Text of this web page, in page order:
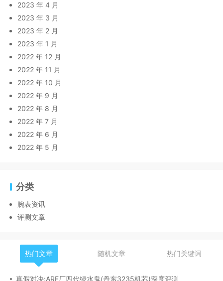
2023 年 4 月
2023 年 3 月
2023 年 2 月
2023 年 1 月
2022 年 12 月
2022 年 11 月
2022 年 10 月
2022 年 9 月
2022 年 8 月
2022 年 7 月
2022 年 6 月
2022 年 5 月
分类
腕表资讯
评测文章
热门文章 随机文章 热门关键词
真假对决:ARF厂四代绿水鬼(丹东3235机芯)深度评测